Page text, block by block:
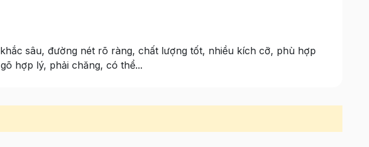
sâu, đường nét rõ ràng, chất lượng tốt, nhiều kích cỡ, phù hợp
hợp lý, phải chăng, có thể...